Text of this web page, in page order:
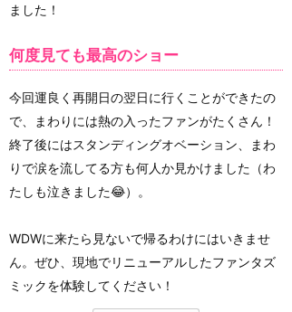
ました！
何度見ても最高のショー
今回運良く再開日の翌日に行くことができたの
で、まわりには熱の入ったファンがたくさん！
終了後にはスタンディングオベーション、まわ
りで涙を流してる方も何人か見かけました（わ
たしも泣きました😂）。
WDWに来たら見ないで帰るわけにはいきませ
ん。ぜひ、現地でリニューアルしたファンタズ
ミックを体験してください！